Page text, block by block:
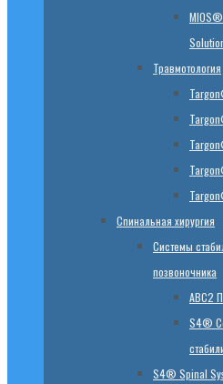
Травмотология
Спинальная хирургия
Системы
позвоночника
ABC2
S4®
S4® Spinal